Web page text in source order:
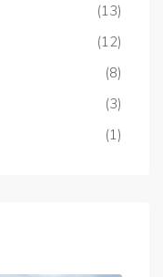
(13)
(12)
(8)
(3)
(1)